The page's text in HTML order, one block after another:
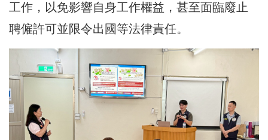
工作，以免影響自身工作權益，甚至面臨廢止
聘僱許可並限令出國等法律責任。